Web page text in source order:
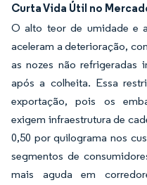
Curta Vida Útil no
O alto teor de umidade e
aceleram a deterioração,
as nozes não refrigeradas
após a colheita. Essa
exportação, pois os
exigem infraestrutura de
0,50 por quilograma nos
segmentos de
mais aguda em